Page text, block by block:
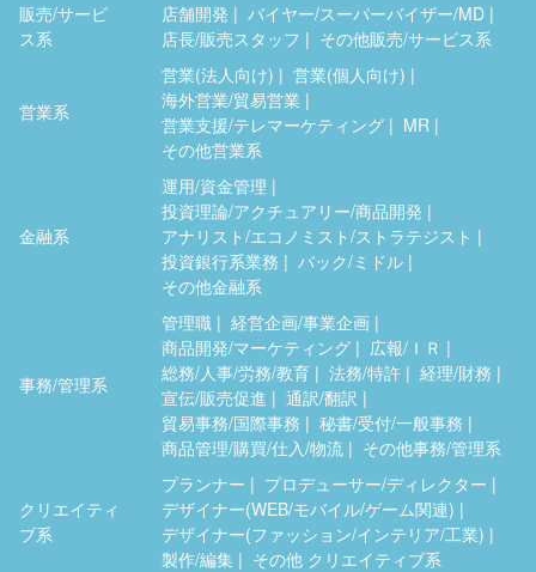
販売/サービ
ス系
店舗開発
バイヤー/スーパーバイザー/MD
店長/販売スタッフ
その他販売/サービス系
営業系
営業(法人向け)
営業(個人向け)
海外営業/貿易営業
営業支援/テレマーケティング
MR
その他営業系
金融系
運用/資金管理
投資理論/アクチュアリー/商品開発
アナリスト/エコノミスト/ストラテジスト
投資銀行系業務
バック/ミドル
その他金融系
事務/管理系
管理職
経営企画/事業企画
商品開発/マーケティング
広報/ＩＲ
総務/人事/労務/教育
法務/特許
経理/財務
宣伝/販売促進
通訳/翻訳
貿易事務/国際事務
秘書/受付/一般事務
商品管理/購買/仕入/物流
その他事務/管理系
クリエイティ
ブ系
プランナー
プロデューサー/ディレクター
デザイナー(WEB/モバイル/ゲーム関連)
デザイナー(ファッション/インテリア/工業)
製作/編集
その他 クリエイティブ系